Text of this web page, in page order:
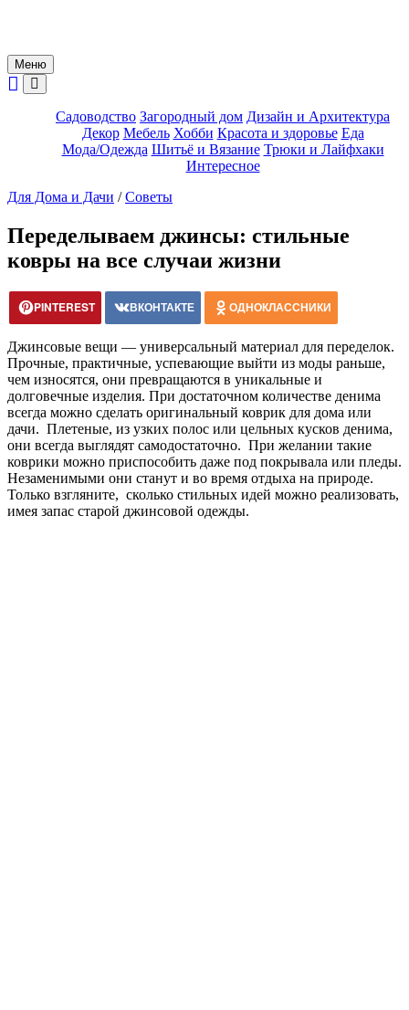
Меню
Садоводство Загородный дом Дизайн и Архитектура
Декор Мебель Хобби Красота и здоровье Еда
Мода/Одежда Шитьё и Вязание Трюки и Лайфхаки
Интересное
Для Дома и Дачи /Советы
Переделываем джинсы: стильные
ковры на все случаи жизни
PINTEREST ВКОНТАКТЕ ОДНОКЛАССНИКИ
Джинсовые вещи — универсальный материал для переделок.
Прочные, практичные, успевающие выйти из моды раньше,
чем износятся, они превращаются в уникальные и
долговечные изделия. При достаточном количестве денима
всегда можно сделать оригинальный коврик для дома или
дачи. Плетеные, из узких полос или цельных кусков денима,
они всегда выглядят самодостаточно. При желании такие
коврики можно приспособить даже под покрывала или пледы.
Незаменимыми они станут и во время отдыха на природе.
Только взгляните, сколько стильных идей можно реализовать,
имея запас старой джинсовой одежды.